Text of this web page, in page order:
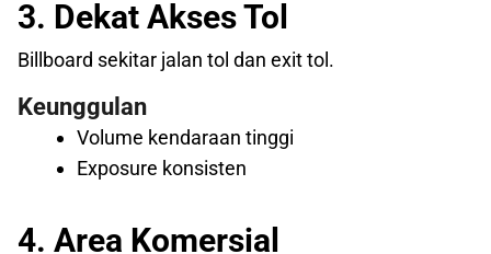
3. Dekat Akses Tol
Billboard sekitar jalan tol dan exit tol.
Keunggulan
Volume kendaraan tinggi
Exposure konsisten
4. Area Komersial